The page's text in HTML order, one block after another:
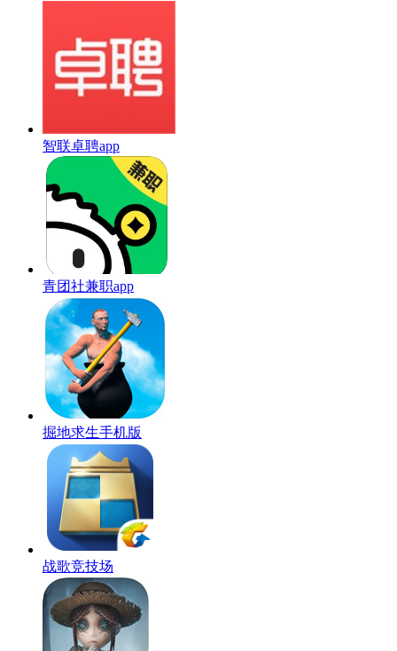
智联卓聘app
青团社兼职app
掘地求生手机版
战歌竞技场